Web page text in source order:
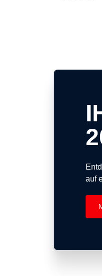
auf